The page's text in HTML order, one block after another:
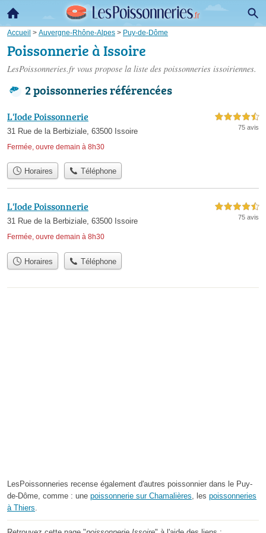
Accueil > Auvergne-Rhône-Alpes > Puy-de-Dôme
Poissonnerie à Issoire
LesPoissonneries.fr vous propose la liste des poissonneries issoiriennes.
2 poissonneries référencées
L'Iode Poissonnerie
31 Rue de la Berbiziale, 63500 Issoire
Fermée, ouvre demain à 8h30
4,5 étoiles sur 5
75 avis
Horaires Téléphone
L'Iode Poissonnerie
31 Rue de la Berbiziale, 63500 Issoire
Fermée, ouvre demain à 8h30
4,5 étoiles sur 5
75 avis
Horaires Téléphone
LesPoissonneries recense également d'autres poissonnier dans le Puy-
de-Dôme, comme : une poissonnerie sur Chamalières , les poissonneries
à Thiers